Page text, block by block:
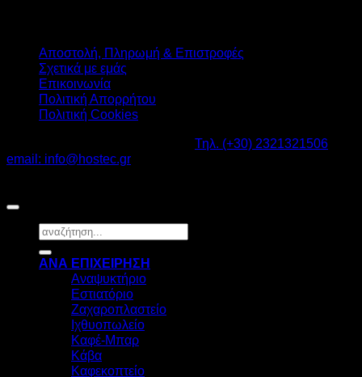
Αποστολή, Πληρωμή & Επιστροφές
Σχετικά με εμάς
Επικοινωνία
Πολιτική Απορρήτου
Πολιτική Cookies
Τηλ. (+30) 2321321506
email: info@hostec.gr
Αναζήτηση
για:
ΑΝΑ ΕΠΙΧΕΙΡΗΣΗ
Αναψυκτήριο
Εστιατόριο
Ζαχαροπλαστείο
Ιχθυοπωλείο
Καφέ-Μπαρ
Κάβα
Καφεκοπτείο